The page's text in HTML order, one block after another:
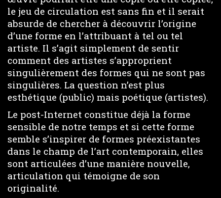
le jeu de circulation est sans fin et il serait
absurde de chercher à découvrir l’origine
d’une forme en l’attribuant à tel ou tel
artiste. Il s’agit simplement de sentir
comment des artistes s’approprient
singulièrement des formes qui ne sont pas
singulières. La question n’est plus
esthétique (public) mais poétique (artistes).
Le post-Internet constitue déjà la forme
sensible de notre temps et si cette forme
semble s’inspirer de formes préexistantes
dans le champ de l’art contemporain, elles
sont articulées d’une manière nouvelle,
articulation qui témoigne de son
originalité.